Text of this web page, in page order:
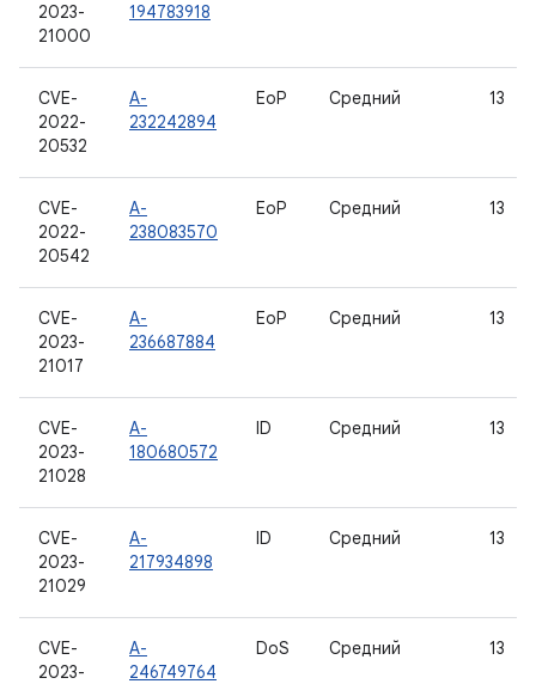
2023-
21000
194783918
CVE-
2022-
20532
A-
232242894
EoP Средний 13
CVE-
2022-
20542
A-
238083570
EoP Средний 13
CVE-
2023-
21017
A-
236687884
EoP Средний 13
CVE-
2023-
21028
A-
180680572
ID Средний 13
CVE-
2023-
21029
A-
217934898
ID Средний 13
CVE-
2023-
A-
246749764
DoS Средний 13